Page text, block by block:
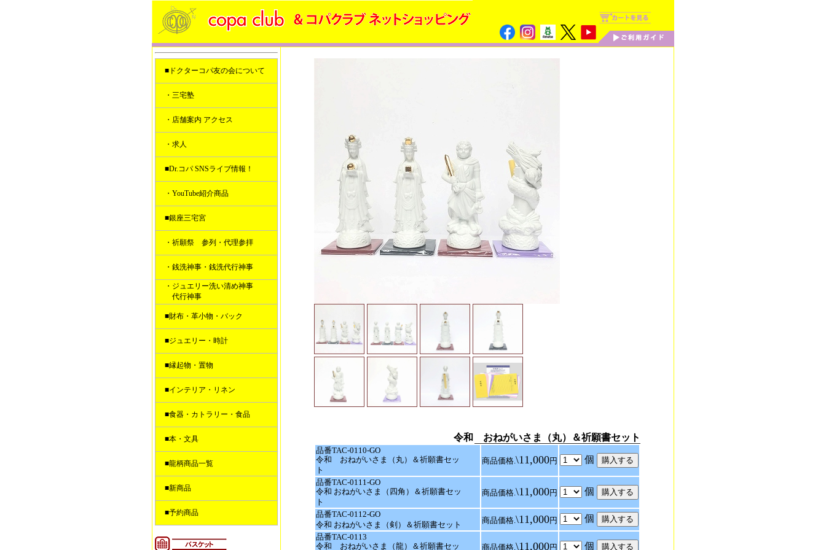
■ドクターコパ友の会について
・三宅塾
・店舗案内 アクセス
・求人
■Dr.コパ SNSライブ情報！
・YouTube紹介商品
■銀座三宅宮
・祈願祭 参列・代理参拝
・銭洗神事・銭洗代行神事
・ジュエリー洗い清め神事
代行神事
■財布・革小物・バック
■ジュエリー・時計
■縁起物・置物
■インテリア・リネン
■食器・カトラリー・食品
■本・文具
■龍柄商品一覧
■新商品
■予約商品
令和 おねがいさま（丸）＆祈願書セット
品番TAC-0110-GO
令和 おねがいさま（丸）＆祈願書セッ
ト
商品価格.\11,000円 個
品番TAC-0111-GO
令和 おねがいさま（四角）＆祈願書セッ
ト
商品価格.\11,000円 個
品番TAC-0112-GO
令和 おねがいさま（剣）＆祈願書セット
商品価格.\11,000円 個
品番TAC-0113
令和 おねがいさま（龍）＆祈願書セッ
商品価格.\11,000円 個